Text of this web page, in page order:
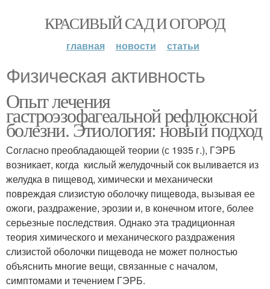
КРАСИВЫЙ САД И ОГОРОД
главная новости статьи
Физическая активность
Опыт лечения
гастроэзофагеальной рефлюксной
болезни. Этиология: новый подход
Согласно преобладающей теории (с 1935 г.), ГЭРБ
возникает, когда кислый желудочный сок выливается из
желудка в пищевод, химически и механически
повреждая слизистую оболочку пищевода, вызывая ее
ожоги, раздражение, эрозии и, в конечном итоге, более
серьезные последствия. Однако эта традиционная
теория химического и механического раздражения
слизистой оболочки пищевода не может полностью
объяснить многие вещи, связанные с началом,
симптомами и течением ГЭРБ.